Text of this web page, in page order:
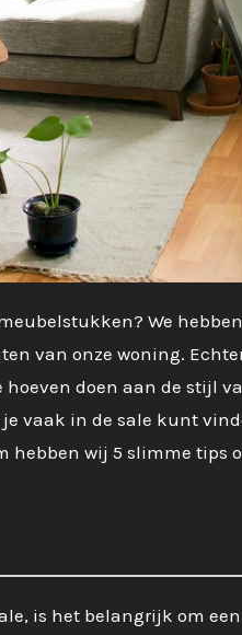
We
van onze woning.
doen aan de stijl
vaak in de sale kunt
hebben wij 5 slimme tips
is het belangrijk om